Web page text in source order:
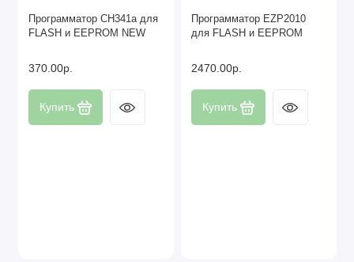
Программатор CH341a для
FLASH и EEPROM NEW
370.00р.
Купить
Программатор EZP2010
для FLASH и EEPROM
2470.00р.
Купить